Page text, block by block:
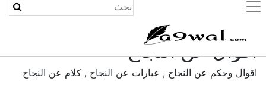
(current)
أقوال عن النجاح
اقوال وحكم عن النجاح , عبارات عن النجاح , كلام عن النجاح